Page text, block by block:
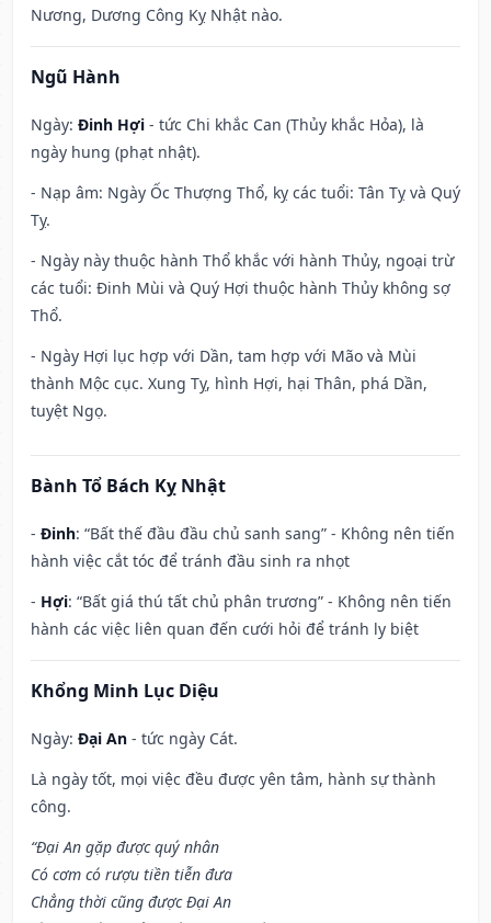
Nương, Dương Công Kỵ Nhật nào.
Ngũ Hành
Ngày: Đinh Hợi - tức Chi khắc Can (Thủy khắc Hỏa), là
ngày hung (phạt nhật).
- Nạp âm: Ngày Ốc Thượng Thổ, kỵ các tuổi: Tân Tỵ và Quý
Tỵ.
- Ngày này thuộc hành Thổ khắc với hành Thủy, ngoại trừ
các tuổi: Đinh Mùi và Quý Hợi thuộc hành Thủy không sợ
Thổ.
- Ngày Hợi lục hợp với Dần, tam hợp với Mão và Mùi
thành Mộc cục. Xung Tỵ, hình Hợi, hại Thân, phá Dần,
tuyệt Ngọ.
Bành Tổ Bách Kỵ Nhật
- Đinh: “Bất thế đầu đầu chủ sanh sang” - Không nên tiến
hành việc cắt tóc để tránh đầu sinh ra nhọt
- Hợi: “Bất giá thú tất chủ phân trương” - Không nên tiến
hành các việc liên quan đến cưới hỏi để tránh ly biệt
Khổng Minh Lục Diệu
Ngày: Đại An - tức ngày Cát.
Là ngày tốt, mọi việc đều được yên tâm, hành sự thành
công.
“Đại An gặp được quý nhân
Có cơm có rượu tiền tiễn đưa
Chẳng thời cũng được Đại An